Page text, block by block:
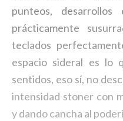
punteos, desarrollos
prácticamente
teclados
espacio sideral es lo
sentidos, eso sí, no
intensidad stoner con
y dando cancha al